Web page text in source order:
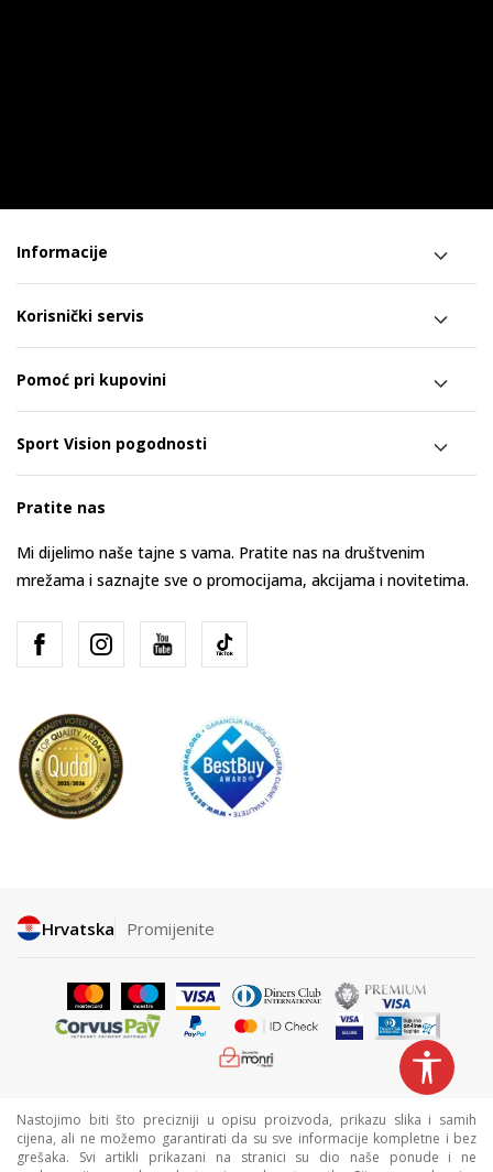
Informacije
Korisnički servis
Pomoć pri kupovini
Sport Vision pogodnosti
Pratite nas
Mi dijelimo naše tajne s vama. Pratite nas na društvenim
mrežama i saznajte sve o promocijama, akcijama i novitetima.
Hrvatska Promijenite
Nastojimo biti što precizniji u opisu proizvoda, prikazu slika i samih
cijena, ali ne možemo garantirati da su sve informacije kompletne i bez
grešaka. Svi artikli prikazani na stranici su dio naše ponude i ne